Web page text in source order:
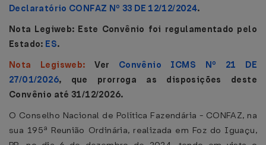
Declaratório CONFAZ Nº 33 DE 12/12/2024.
Nota Legiweb: Este Convênio foi regulamentado pelo
Estado: ES.
Nota Legisweb:Ver Convênio ICMS Nº 21 DE
27/01/2026, que prorroga as disposições deste
Convênio até 31/12/2026.
O Conselho Nacional de Política Fazendária - CONFAZ, na
sua 195ª Reunião Ordinária, realizada em Foz do Iguaçu,